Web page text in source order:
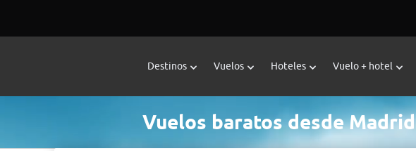
Destinos Vuelos Hoteles Vuelo + hotel
Vuelos baratos desde Madrid